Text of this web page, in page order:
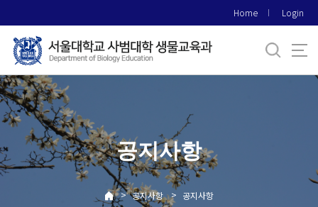
로
메
뉴
Home Login
공지사항
> 공지사항 > 공지사항